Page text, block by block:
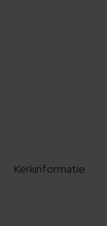
Kerkinformatie